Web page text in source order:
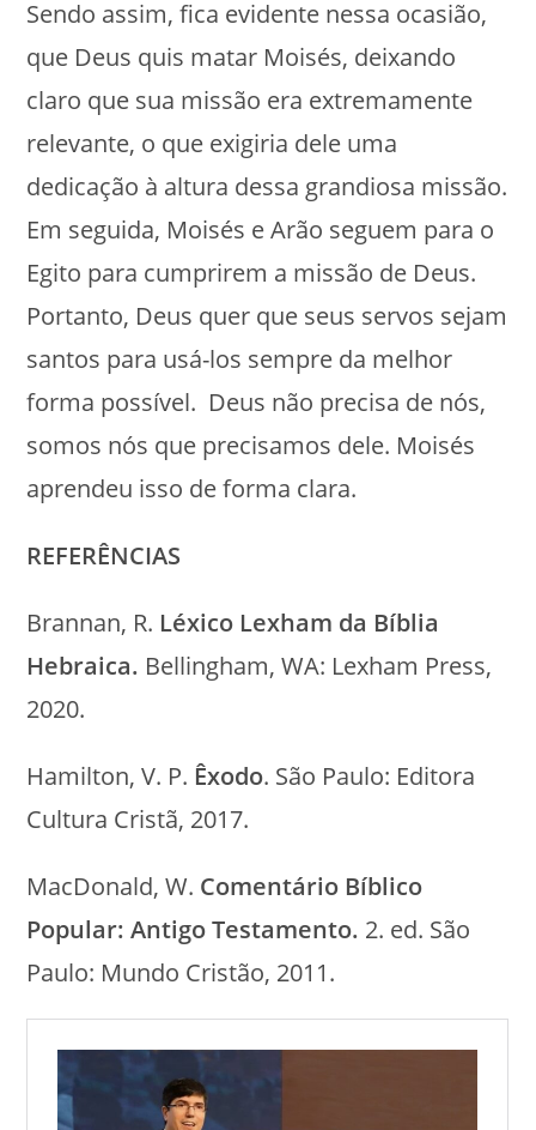
Sendo assim, fica evidente nessa ocasião,
que Deus quis matar Moisés, deixando
claro que sua missão era extremamente
relevante, o que exigiria dele uma
dedicação à altura dessa grandiosa missão.
Em seguida, Moisés e Arão seguem para o
Egito para cumprirem a missão de Deus.
Portanto, Deus quer que seus servos sejam
santos para usá-los sempre da melhor
forma possível. Deus não precisa de nós,
somos nós que precisamos dele. Moisés
aprendeu isso de forma clara.
REFERÊNCIAS
Brannan, R. Léxico Lexham da Bíblia
Hebraica. Bellingham, WA: Lexham Press,
2020.
Hamilton, V. P. Êxodo. São Paulo: Editora
Cultura Cristã, 2017.
MacDonald, W. Comentário Bíblico
Popular: Antigo Testamento. 2. ed. São
Paulo: Mundo Cristão, 2011.